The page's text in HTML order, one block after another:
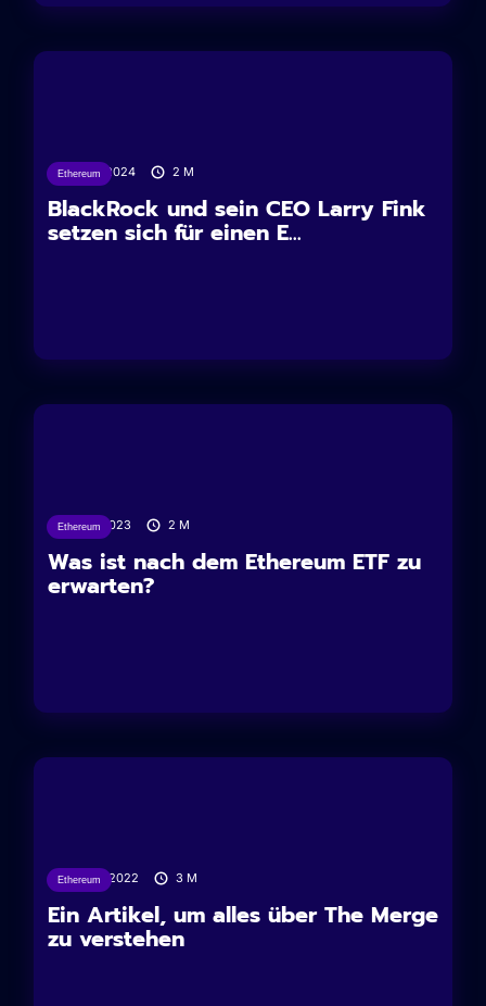
Ethereum
16/01/2024 2 M
BlackRock und sein CEO Larry Fink
setzen sich für einen E...
Ethereum
17/11/2023 2 M
Was ist nach dem Ethereum ETF zu
erwarten?
Ethereum
14/09/2022 3 M
Ein Artikel, um alles über The Merge
zu verstehen